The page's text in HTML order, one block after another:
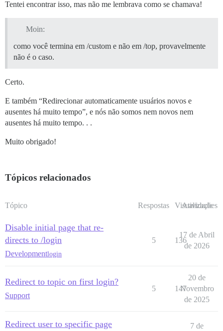
Tentei encontrar isso, mas não me lembrava como se chamava!
Moin:
como você termina em /custom e não em /top, provavelmente
não é o caso.
Certo.
E também “Redirecionar automaticamente usuários novos e
ausentes há muito tempo”, e nós não somos nem novos nem
ausentes há muito tempo. . .
Muito obrigado!
Tópicos relacionados
Tópico Respostas Visualizações
Atividade
Disable initial page that re-
directs to /login
Developmentlogin
5 136
17 de Abril
de 2026
Redirect to topic on first login?
Support
5 147
20 de
Novembro
de 2025
Redirect user to specific page
7 de